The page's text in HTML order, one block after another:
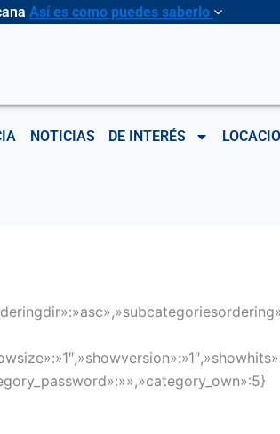
Así es como puedes saberlo
NOTICIAS DE INTERÉS